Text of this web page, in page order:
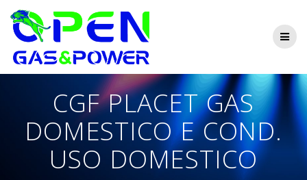
CGF PLACET GAS
DOMESTICO E COND.
USO DOMESTICO